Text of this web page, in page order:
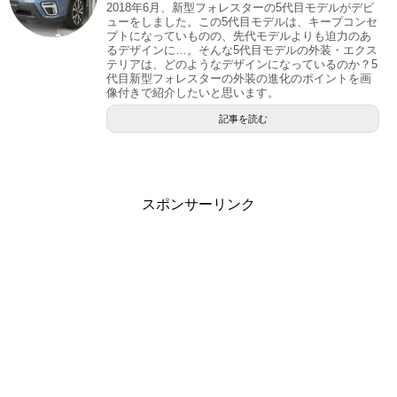
2018年6月、新型フォレスターの5代目モデルがデビ
ューをしました。この5代目モデルは、キープコンセ
プトになっていものの、先代モデルよりも迫力のあ
るデザインに…。そんな5代目モデルの外装・エクス
テリアは、どのようなデザインになっているのか？5
代目新型フォレスターの外装の進化のポイントを画
像付きで紹介したいと思います。
記事を読む
スポンサーリンク